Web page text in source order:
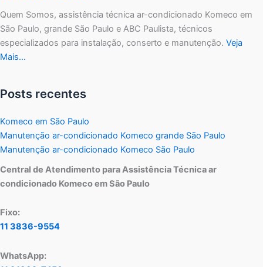
Quem Somos, assistência técnica ar-condicionado Komeco em
São Paulo, grande São Paulo e ABC Paulista, técnicos
especializados para instalação, conserto e manutenção. Veja
Mais…
Posts recentes
Komeco em São Paulo
Manutenção ar-condicionado Komeco grande São Paulo
Manutenção ar-condicionado Komeco São Paulo
Central de Atendimento para Assistência Técnica ar
condicionado Komeco em São Paulo
Fixo:
11 3836-9554
WhatsApp: